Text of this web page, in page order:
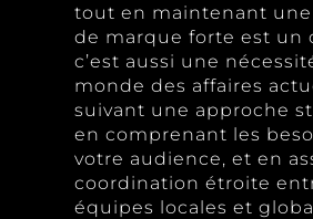
tout en maintenant
de marque forte est un
c’est aussi une
monde des affaires
suivant une approche
en comprenant les
votre audience, et en
coordination étroite
équipes locales et